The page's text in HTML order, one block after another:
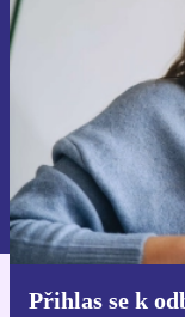
Přihlas se k
Už
Informace o použití
Zásadách